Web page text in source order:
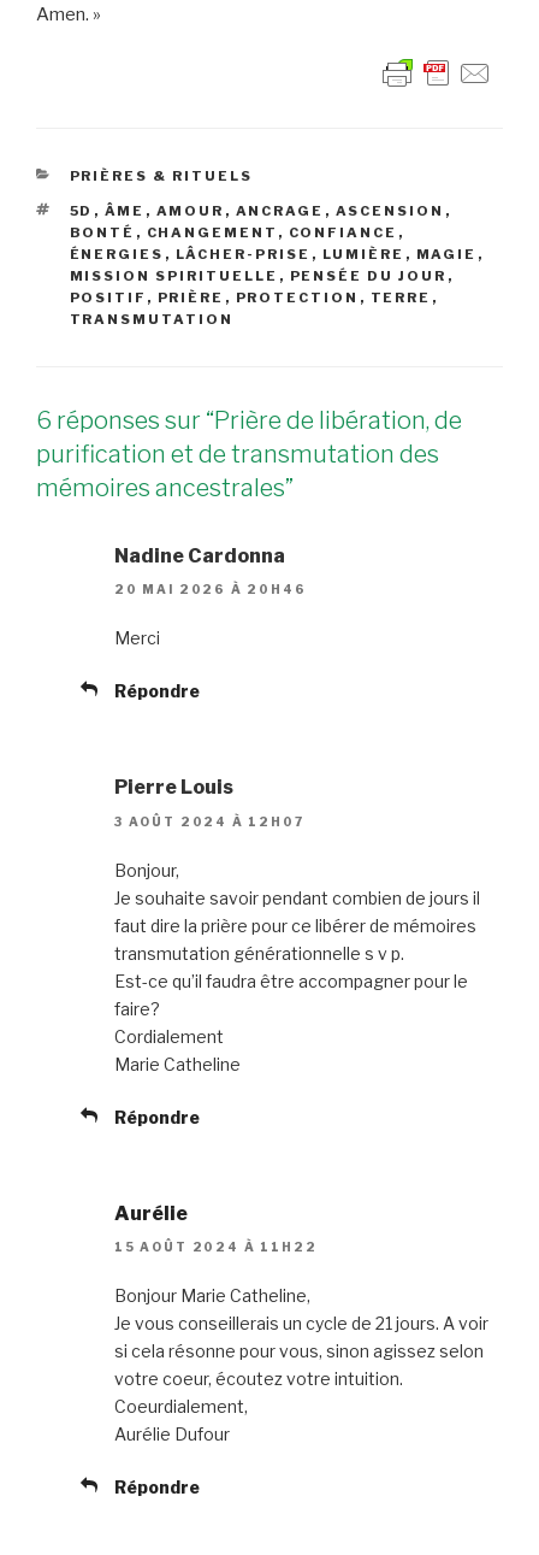
Amen. »
CATÉGORIES
PRIÈRES & RITUELS
ÉTIQUETTES
5D , ÂME , AMOUR , ANCRAGE , ASCENSION ,
BONTÉ , CHANGEMENT , CONFIANCE ,
ÉNERGIES , LÂCHER-PRISE , LUMIÈRE , MAGIE ,
MISSION SPIRITUELLE , PENSÉE DU JOUR ,
POSITIF , PRIÈRE , PROTECTION , TERRE ,
TRANSMUTATION
6 réponses sur “Prière de libération, de
purification et de transmutation des
mémoires ancestrales”
Nadine Cardonna
20 MAI 2026 À 20H46
Merci
Répondre
Pierre Louis
3 AOÛT 2024 À 12H07
Bonjour,
Je souhaite savoir pendant combien de jours il
faut dire la prière pour ce libérer de mémoires
transmutation générationnelle s v p.
Est-ce qu’il faudra être accompagner pour le
faire?
Cordialement
Marie Catheline
Répondre
Aurélie
15 AOÛT 2024 À 11H22
Bonjour Marie Catheline,
Je vous conseillerais un cycle de 21 jours. A voir
si cela résonne pour vous, sinon agissez selon
votre coeur, écoutez votre intuition.
Coeurdialement,
Aurélie Dufour
Répondre